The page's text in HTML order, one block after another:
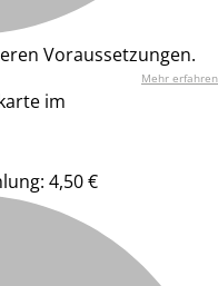
Voraussetzungen.
Mehr erfahren
im
4,50 €